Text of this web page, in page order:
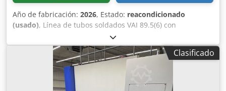
Año de fabricación: 2026, Estado: reacondicionado
(usado), Línea de tubos soldados VAI 89.5(6) con
conformado universal CTA COMO NUEVA Especificaciones:
- Fabricante: VAI Voest Alpine Industrieanlagenbau -
Diámetro de tubo redondo: 33,7 - 88,9 mm - Tubo
cuadrado: 30x30 - 70x70 mm - Tubo rectangular: 40x20 -
100x40 mm - Espesor: 0.8 – 5.0 mm (6.0 mm con S235J2) -
Velocidad: 100 m/min Línea completa con: - Mandril doble
Clasificado